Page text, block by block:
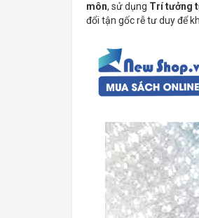
môn, sử dụng Trí tưởng
đổi tận gốc rễ tư duy để